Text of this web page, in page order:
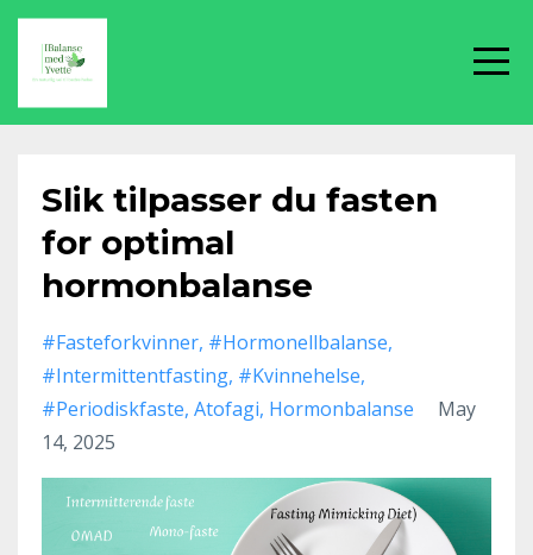
Slik tilpasser du fasten
for optimal
hormonbalanse
#fasteforkvinner #hormonellbalanse
#intermittentfasting #kvinnehelse
#periodiskfaste Atofagi Hormonbalanse
May
14, 2025